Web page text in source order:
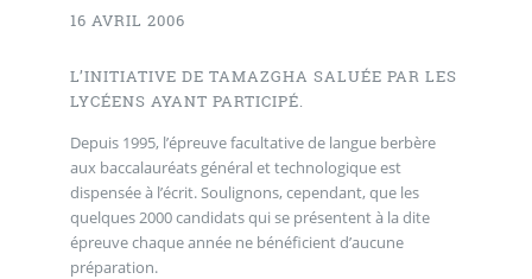
16 AVRIL 2006
L’INITIATIVE DE TAMAZGHA SALUÉE PAR LES
LYCÉENS AYANT PARTICIPÉ.
Depuis 1995, l’épreuve facultative de langue berbère
aux baccalauréats général et technologique est
dispensée à l’écrit. Soulignons, cependant, que les
quelques 2000 candidats qui se présentent à la dite
épreuve chaque année ne bénéficient d’aucune
préparation.